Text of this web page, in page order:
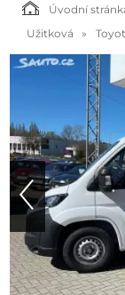
Úvodní
Užitková